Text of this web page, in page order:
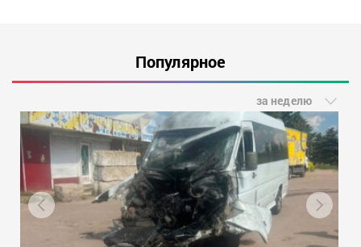
Популярное
за неделю